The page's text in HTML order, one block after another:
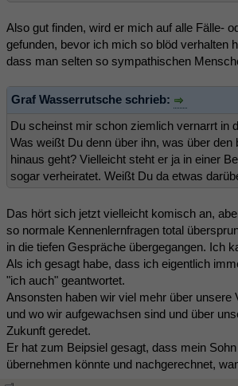
Also gut finden, wird er mich auf alle Fälle-
gefunden, bevor ich mich so blöd verhalten
dass man selten so sympathischen
Graf Wasserrutsche schrieb:
Du scheinst mir schon ziemlich vernarrt in
Was weißt Du denn über ihn, was über den
hinaus geht? Vielleicht steht er ja in einer
sogar verheiratet. Weißt Du da etwas
Das hört sich jetzt vielleicht komisch an,
so normale Kennenlernfragen total
in die tiefen Gespräche übergegangen. Ich
Als ich gesagt habe, dass ich eigentlich
"ich auch" geantwortet.
Ansonsten haben wir viel mehr über unsere
und wo wir aufgewachsen sind und über
Zukunft geredet.
Er hat zum Beipsiel gesagt, dass mein
übernehmen könnte und nachgerechnet,